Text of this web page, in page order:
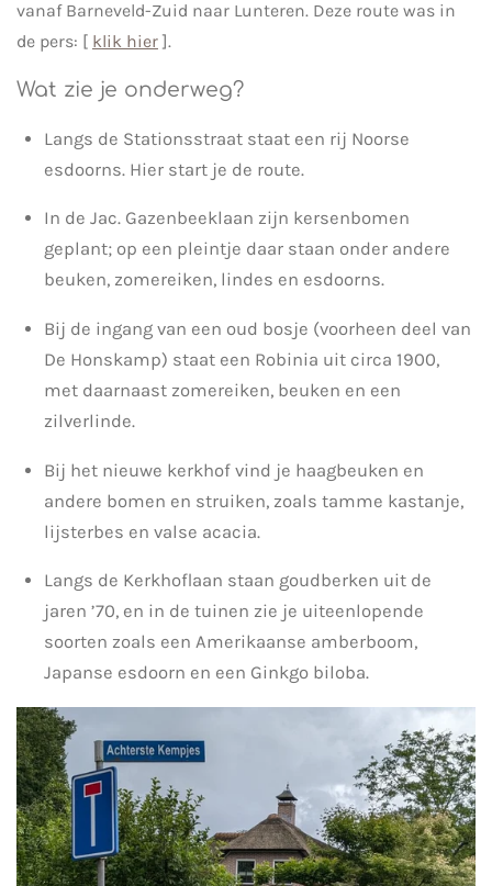
vanaf Barneveld-Zuid naar Lunteren. Deze route was in
de pers: [ klik hier ].
Wat zie je onderweg?
Langs de Stationsstraat staat een rij Noorse
esdoorns. Hier start je de route.
In de Jac. Gazenbeeklaan zijn kersenbomen
geplant; op een pleintje daar staan onder andere
beuken, zomereiken, lindes en esdoorns.
Bij de ingang van een oud bosje (voorheen deel van
De Honskamp) staat een Robinia uit circa 1900,
met daarnaast zomereiken, beuken en een
zilverlinde.
Bij het nieuwe kerkhof vind je haagbeuken en
andere bomen en struiken, zoals tamme kastanje,
lijsterbes en valse acacia.
Langs de Kerkhoflaan staan goudberken uit de
jaren ’70, en in de tuinen zie je uiteenlopende
soorten zoals een Amerikaanse amberboom,
Japanse esdoorn en een Ginkgo biloba.